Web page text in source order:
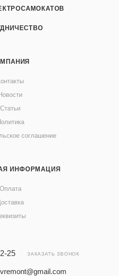
Статьи
соглашение
ИНФОРМАЦИЯ
Оплата
25 ЗАКАЗАТЬ ЗВОНОК